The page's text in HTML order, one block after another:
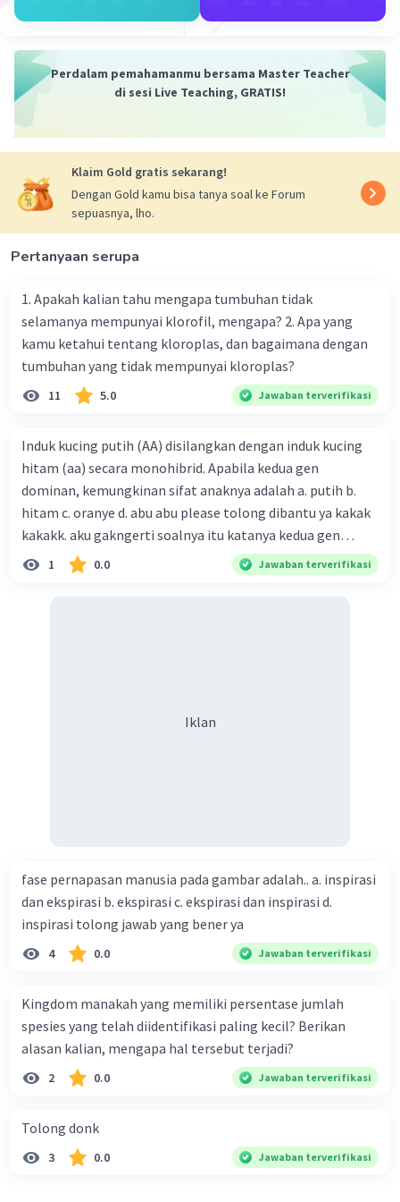
Perdalam pemahamanmu bersama Master Teacher
di sesi Live Teaching, GRATIS!
Klaim Gold gratis sekarang!
Dengan Gold kamu bisa tanya soal ke Forum
sepuasnya, lho.
Pertanyaan serupa
1. Apakah kalian tahu mengapa tumbuhan tidak
selamanya mempunyai klorofil, mengapa? 2. Apa yang
kamu ketahui tentang kloroplas, dan bagaimana dengan
tumbuhan yang tidak mempunyai kloroplas?
11 5.0 Jawaban terverifikasi
Induk kucing putih (AA) disilangkan dengan induk kucing
hitam (aa) secara monohibrid. Apabila kedua gen
dominan, kemungkinan sifat anaknya adalah a. putih b.
hitam c. oranye d. abu abu please tolong dibantu ya kakak
kakakk. aku gakngerti soalnya itu katanya kedua gen
dominan tapi itu ditulisnya AA dan aa
1 0.0 Jawaban terverifikasi
Iklan
fase pernapasan manusia pada gambar adalah.. a. inspirasi
dan ekspirasi b. ekspirasi c. ekspirasi dan inspirasi d.
inspirasi tolong jawab yang bener ya
4 0.0 Jawaban terverifikasi
Kingdom manakah yang memiliki persentase jumlah
spesies yang telah diidentifikasi paling kecil? Berikan
alasan kalian, mengapa hal tersebut terjadi?
2 0.0 Jawaban terverifikasi
Tolong donk
3 0.0 Jawaban terverifikasi